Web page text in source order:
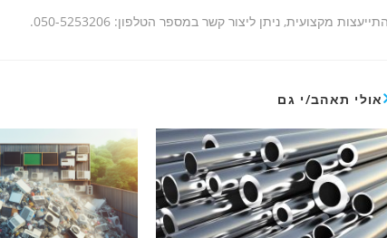
מקצועית, ניתן ליצור קשר במספר הטלפון: 050-5253206.
אולי תאהב/י גם